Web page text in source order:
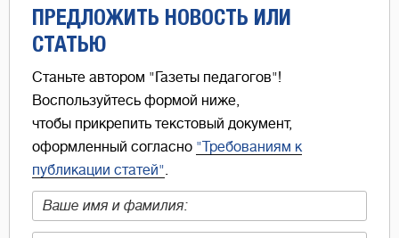
ПРЕДЛОЖИТЬ НОВОСТЬ ИЛИ
СТАТЬЮ
Станьте автором "Газеты педагогов"!
Воспользуйтесь формой ниже,
чтобы прикрепить текстовый документ,
оформленный согласно "Требованиям к
публикации статей"